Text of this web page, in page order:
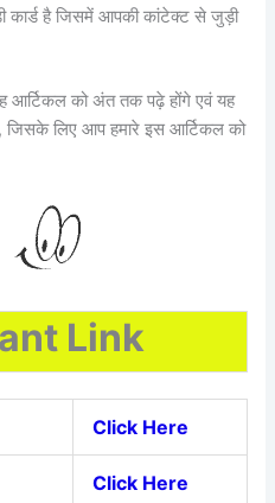
कार्ड है जिसमें आपकी कांटेक्ट से जुड़ी
आर्टिकल को अंत तक पढ़े होंगे एवं यह
जिसके लिए आप हमारे इस आर्टिकल को
Link
Click Here
Click Here